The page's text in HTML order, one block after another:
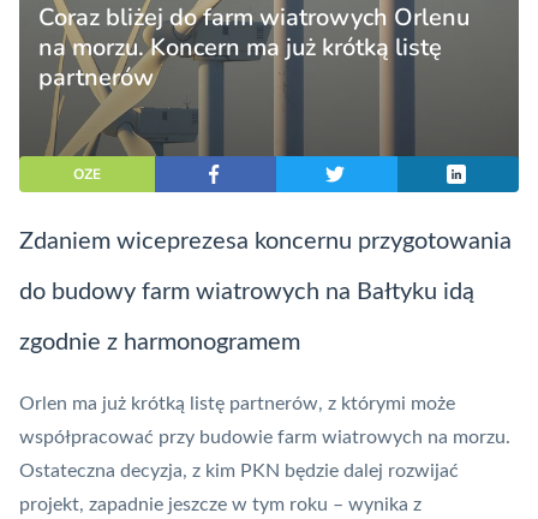
Coraz bliżej do farm wiatrowych Orlenu
na morzu. Koncern ma już krótką listę
partnerów
OZE
Zdaniem wiceprezesa koncernu przygotowania
do budowy farm wiatrowych na Bałtyku idą
zgodnie z harmonogramem
Orlen ma już krótką listę partnerów, z którymi może
współpracować przy budowie farm wiatrowych na morzu.
Ostateczna decyzja, z kim PKN będzie dalej rozwijać
projekt, zapadnie jeszcze w tym roku – wynika z